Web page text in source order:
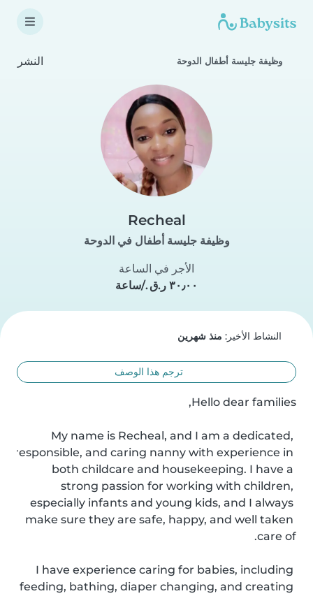
وظيفة جليسة أطفال الدوحة النشر
Recheal
وظيفة جليسة أطفال في الدوحة
الأجر في الساعة
النشاط الأخير: منذ شهرين
ترجم هذا الوصف
My name is Recheal, and I am a dedicated,
responsible, and caring nanny with experience in
both childcare and housekeeping. I have a
strong passion for working with children,
especially infants and young kids, and I always
make sure they are safe, happy, and well taken
I have experience caring for babies, including
feeding, bathing, diaper changing, and creating